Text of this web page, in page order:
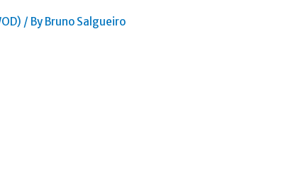
/ By Bruno Salgueiro